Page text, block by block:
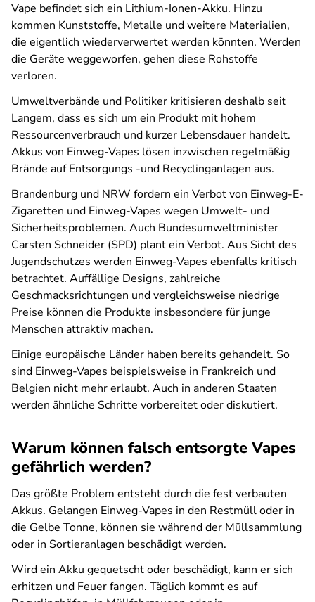
Vape befindet sich ein Lithium-Ionen-Akku. Hinzu
kommen Kunststoffe, Metalle und weitere Materialien,
die eigentlich wiederverwertet werden könnten. Werden
die Geräte weggeworfen, gehen diese Rohstoffe
verloren.
Umweltverbände und Politiker kritisieren deshalb seit
Langem, dass es sich um ein Produkt mit hohem
Ressourcenverbrauch und kurzer Lebensdauer handelt.
Akkus von Einweg-Vapes lösen inzwischen regelmäßig
Brände auf Entsorgungs -und Recyclinganlagen aus.
Brandenburg und NRW fordern ein Verbot von Einweg-E-
Zigaretten und Einweg-Vapes wegen Umwelt- und
Sicherheitsproblemen. Auch Bundesumweltminister
Carsten Schneider (SPD) plant ein Verbot. Aus Sicht des
Jugendschutzes werden Einweg-Vapes ebenfalls kritisch
betrachtet. Auffällige Designs, zahlreiche
Geschmacksrichtungen und vergleichsweise niedrige
Preise können die Produkte insbesondere für junge
Menschen attraktiv machen.
Einige europäische Länder haben bereits gehandelt. So
sind Einweg-Vapes beispielsweise in Frankreich und
Belgien nicht mehr erlaubt. Auch in anderen Staaten
werden ähnliche Schritte vorbereitet oder diskutiert.
Warum können falsch entsorgte Vapes
gefährlich werden?
Das größte Problem entsteht durch die fest verbauten
Akkus. Gelangen Einweg-Vapes in den Restmüll oder in
die Gelbe Tonne, können sie während der Müllsammlung
oder in Sortieranlagen beschädigt werden.
Wird ein Akku gequetscht oder beschädigt, kann er sich
erhitzen und Feuer fangen. Täglich kommt es auf